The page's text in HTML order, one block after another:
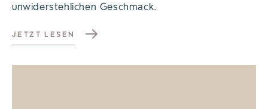
unwiderstehlichen Geschmack.
JETZT LESEN